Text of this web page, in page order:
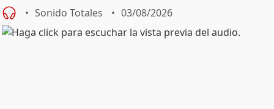
Sonido Totales 03/08/2026